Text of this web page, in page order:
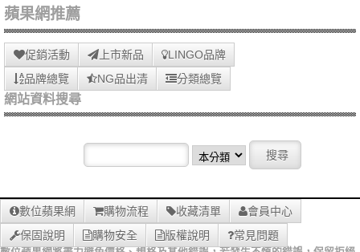
蘋果網推薦
促銷活動 上市新品
LINGO品牌
品牌總覽
NG品出清 分類總覽
網站資料搜尋
數位蘋果網 購物流程 收藏清單
會員中心
保固說明
購物安全 版權說明 常見問題